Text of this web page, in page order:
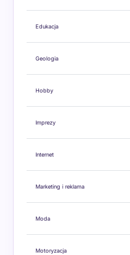
Edukacja
Geologia
Hobby
Imprezy
Internet
Marketing i reklama
Moda
Motoryzacja